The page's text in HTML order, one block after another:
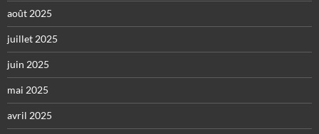
août 2025
juillet 2025
juin 2025
mai 2025
avril 2025